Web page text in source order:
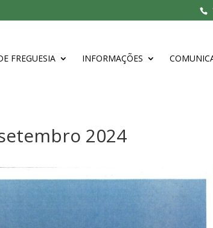
FREGUESIA INFORMAÇÕES
2024